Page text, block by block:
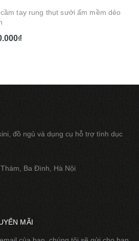
tay rung thụt sưởi ấm mềm dẻo
đồ ngủ và dụng cụ hỗ trợ tình dục
Ba Đình, Hà Nội
MÃI